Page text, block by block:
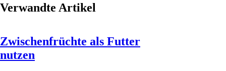
Verwandte Artikel
Zwischenfrüchte als Futter
nutzen